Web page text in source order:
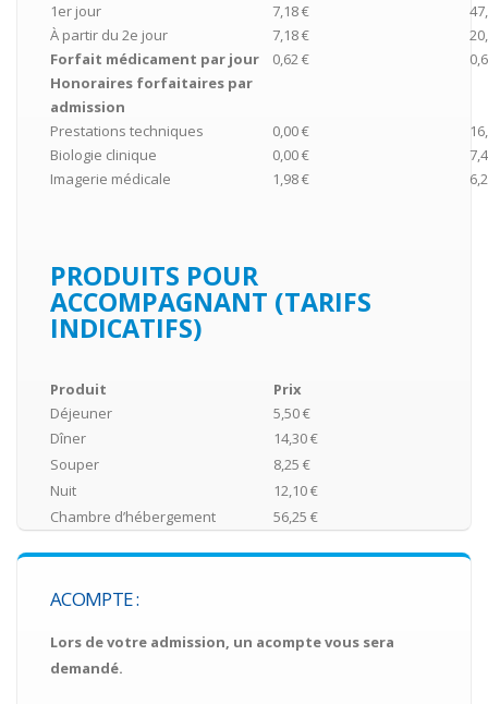
1er jour
7,18 €
À partir du 2e jour
7,18 €
Forfait médicament par jour
0,62 €
Honoraires forfaitaires par
admission
Prestations techniques
0,00 €
Biologie clinique
0,00 €
Imagerie médicale
1,98 €
PRODUITS POUR
ACCOMPAGNANT (TARIFS
INDICATIFS)
Produit
Prix
Déjeuner
5,50 €
Dîner
14,30 €
Souper
8,25 €
Nuit
12,10 €
Chambre d’hébergement
56,25 €
ACOMPTE :
Lors de votre admission, un acompte vous sera
demandé.